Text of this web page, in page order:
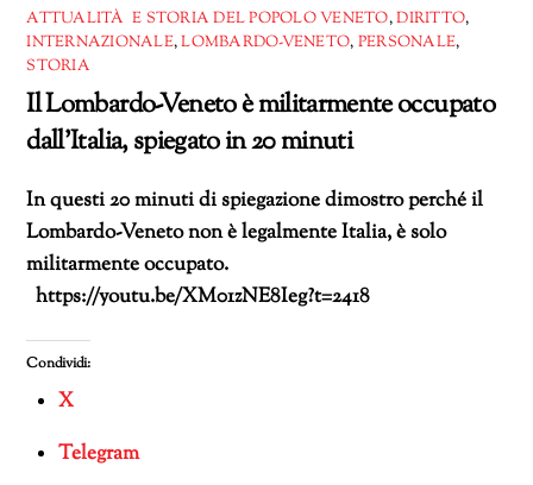
ATTUALITÀ E STORIA DEL POPOLO VENETO,DIRITTO,
INTERNAZIONALE,LOMBARDO-VENETO, PERSONALE,
STORIA
Il Lombardo-Veneto è militarmente occupato
dall’Italia, spiegato in 20 minuti
In questi 20 minuti di spiegazione dimostro perché il
Lombardo-Veneto non è legalmente Italia, è solo
militarmente occupato.
https://youtu.be/XM01zNE8Ieg?t=2418
Condividi:
X
Telegram